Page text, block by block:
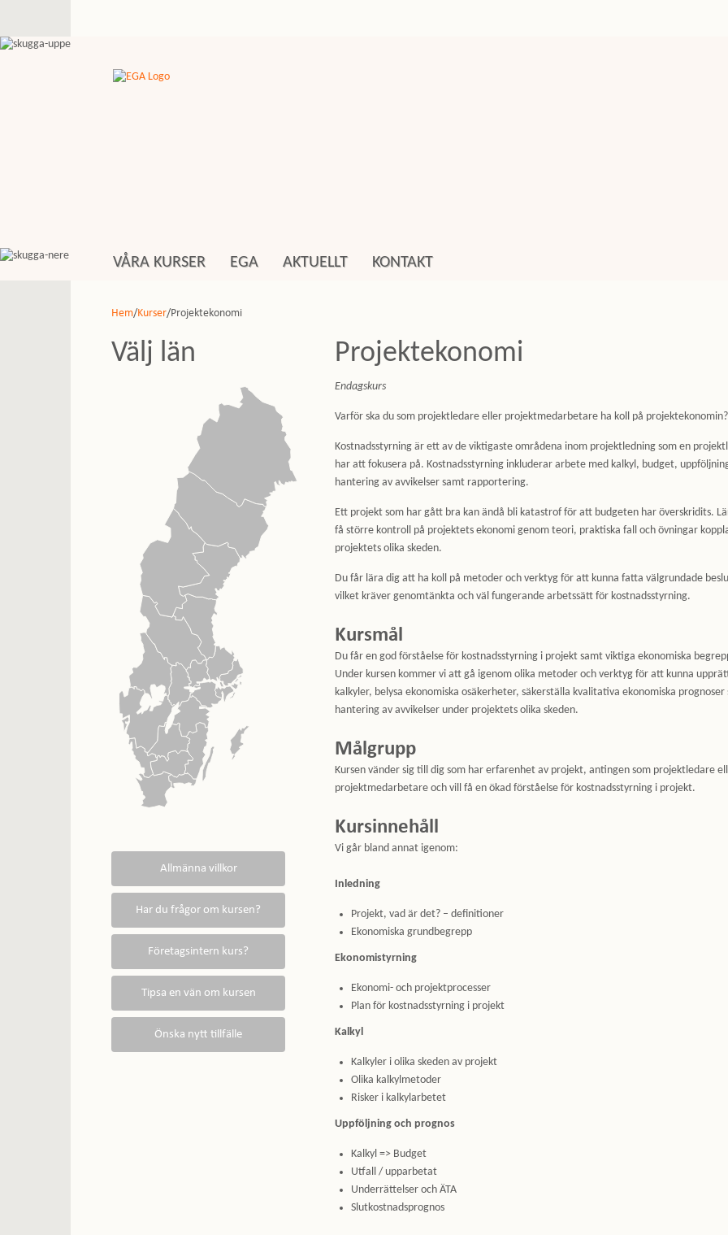
VÅRA KURSER EGA AKTUELLT KONTAKT
Hem/Kurser/Projektekonomi
Välj län Projektekonomi
Endagskurs
Varför ska du som projektledare eller projektmedarbetare ha koll på projektekonomin?
Kostnadsstyrning är ett av de viktigaste områdena inom projektledning som en
har att fokusera på. Kostnadsstyrning inkluderar arbete med kalkyl, budget,
hantering av avvikelser samt rapportering.
Ett projekt som har gått bra kan ändå bli katastrof för att budgeten har överskridits.
få större kontroll på projektets ekonomi genom teori, praktiska fall och övningar
projektets olika skeden.
Du får lära dig att ha koll på metoder och verktyg för att kunna fatta välgrundade
vilket kräver genomtänkta och väl fungerande arbetssätt för kostnadsstyrning.
Kursmål
Du får en god förståelse för kostnadsstyrning i projekt samt viktiga ekonomiska
Under kursen kommer vi att gå igenom olika metoder och verktyg för att kunna
kalkyler, belysa ekonomiska osäkerheter, säkerställa kvalitativa ekonomiska prognoser
hantering av avvikelser under projektets olika skeden.
Målgrupp
Kursen vänder sig till dig som har erfarenhet av projekt, antingen som projektledare
projektmedarbetare och vill få en ökad förståelse för kostnadsstyrning i projekt.
Kursinnehåll
Vi går bland annat igenom:
Inledning
Projekt, vad är det? – definitioner
Ekonomiska grundbegrepp
Ekonomistyrning
Ekonomi- och projektprocesser
Plan för kostnadsstyrning i projekt
Kalkyl
Kalkyler i olika skeden av projekt
Olika kalkylmetoder
Risker i kalkylarbetet
Uppföljning och prognos
Kalkyl => Budget
Utfall / upparbetat
Underrättelser och ÄTA
Slutkostnadsprognos